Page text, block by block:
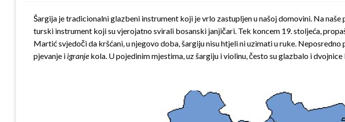
Šargija je tradicionalni glazbeni instrument koji je vrlo zastupljen u našoj domovini. Na
turski instrument koji su vjerojatno svirali bosanski janjičari. Tek koncem 19. stoljeća,
Martić svjedoči da kršćani, u njegovo doba, šargiju nisu htjeli ni uzimati u ruke.
pjevanje i igranje kola. U pojedinim mjestima, uz šargiju i violinu, često su glazbalo i